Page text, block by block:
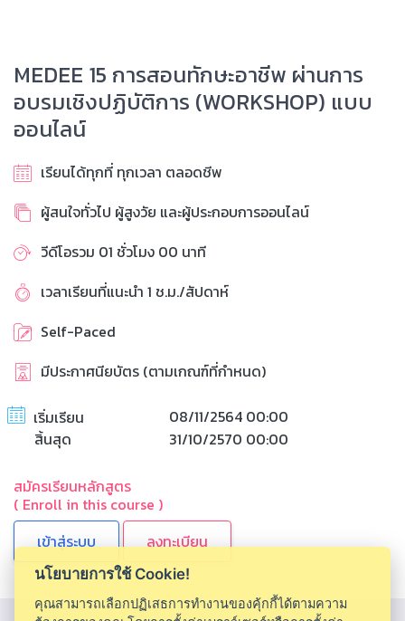
MEDEE 15 การสอนทักษะอาชีพ ผ่านการ
อบรมเชิงปฏิบัติการ (WORKSHOP) แบบ
ออนไลน์
เรียนได้ทุกที่ ทุกเวลา ตลอดชีพ
ผู้สนใจทั่วไป ผู้สูงวัย และผู้ประกอบการออนไลน์
วีดีโอรวม 01 ชั่วโมง 00 นาที
เวลาเรียนที่แนะนำ 1 ช.ม./สัปดาห์
Self-Paced
มีประกาศนียบัตร (ตามเกณฑ์ที่กำหนด)
เริ่มเรียน
08/11/2564 00:00
สิ้นสุด
31/10/2570 00:00
สมัครเรียนหลักสูตร
( Enroll in this course )
ลงทะเบียน
นโยบายการใช้ Cookie!
คุณสามารถเลือกปฏิเสธการทำงานของคุ้กกี้ได้ตามความ